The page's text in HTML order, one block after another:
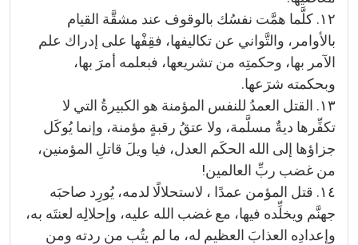
١٢. كلَّما همَّت نفسُك بالوقوف عند مشقَّة القيام
بالأوامر، والتَّواني عن تكاليفها، فقِفْها على إدراك علم
الآمر بها، وحكمتِه من تشريعها، فبعلمه أمرَ بها،
وبحكمته شرَعها.
١٣. القتل العمدُ للنفس المؤمنة هو الكبيرةُ التي لا
تكفِّرها ديةٌ مسلَّمة، ولا عتقُ رقبةٍ مؤمنة، وإنما يُوكَل
جزاؤها إلى الله الحكَم العدل، فيا ويلَ قاتلِ المؤمنين،
من غضب ربِّ العالمين!
١٤. قتل المؤمن عمدًا ، لاستحلالًا لدمه، يُورِد صاحبَه
جهنَّم ويخلِّده فيها، مع غضب الله عليه، وإحلالِه لعنتَه به،
وإعدادِه العذابَ العظيم له، ما لم يتُب من ردته ومن